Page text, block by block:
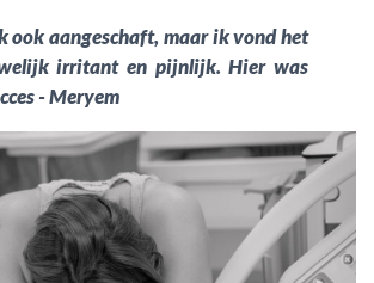
ook aangeschaft, maar ik vond het
irritant en pijnlijk. Hier was
- Meryem